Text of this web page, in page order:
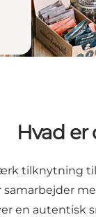
Hvad er
tilknytning
en autentisk